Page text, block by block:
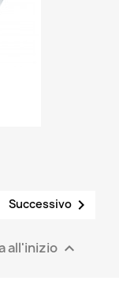
Successivo 
all'inizio 